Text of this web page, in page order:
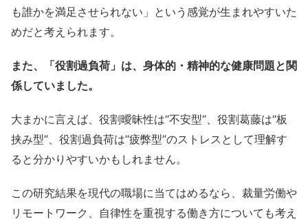
も誰かを満足させられない」という感覚が生まれやすいた
めだと考えられます。
また、「役割過負荷」は、身体的・精神的な健康問題と関
係していました。
大まかに言えば、役割曖昧性は“不安型”、役割葛藤は“板
挟み型”、役割過負荷は“疲弊型”のストレスとして理解す
ると分かりやすいかもしれません。
この研究結果を現代の職場に当てはめるなら、裁量労働や
リモートワーク、自律性を重視する働き方についても考え